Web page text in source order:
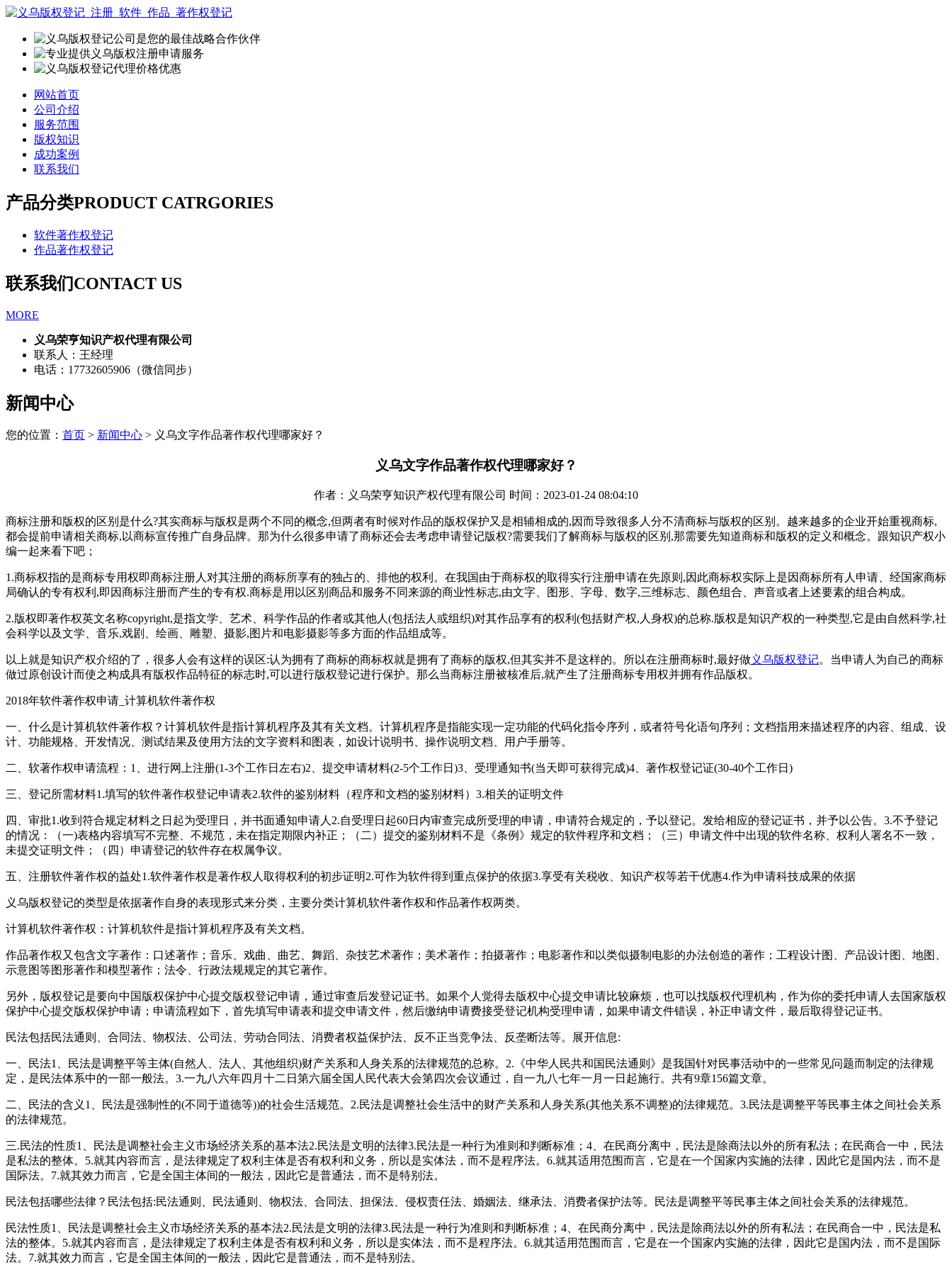
网站首页
公司介绍
服务范围
版权知识
成功案例
联系我们
产品分类PRODUCT CATRGORIES
软件著作权登记
作品著作权登记
联系我们CONTACT US
MORE
义乌荣亨知识产权代理有限公司
联系人：王经理
电话：17732605906（微信同步）
新闻中心
您的位置： 首页 > 新闻中心 > 义乌文字作品著作权代理哪家好？
义乌文字作品著作权代理哪家好？
作者：义乌荣亨知识产权代理有限公司 时间：2023-01-24 08:04:10
商标注册和版权的区别是什么?其实商标与版权是两个不同的概念,但两者有时候对作品的版权保护又是相辅相成的,因而导致很多人分不清商标与版权的区别。越来越多的企业开始重视商标,
都会提前申请相关商标,以商标宣传推广自身品牌。那为什么很多申请了商标还会去考虑申请登记版权?需要我们了解商标与版权的区别,那需要先知道商标和版权的定义和概念。跟知识产权小
编一起来看下吧；
1.商标权指的是商标专用权即商标注册人对其注册的商标所享有的独占的、排他的权利。在我国由于商标权的取得实行注册申请在先原则,因此商标权实际上是因商标所有人申请、经国家商标
局确认的专有权利,即因商标注册而产生的专有权.商标是用以区别商品和服务不同来源的商业性标志,由文字、图形、字母、数字,三维标志、颜色组合、声音或者上述要素的组合构成。
2.版权即著作权英文名称copyright,是指文学、艺术、科学作品的作者或其他人(包括法人或组织)对其作品享有的权利(包括财产权,人身权)的总称.版权是知识产权的一种类型,它是由自然科学,社
会科学以及文学、音乐,戏剧、绘画、雕塑、摄影,图片和电影摄影等多方面的作品组成等。
以上就是知识产权介绍的了，很多人会有这样的误区:认为拥有了商标的商标权就是拥有了商标的版权,但其实并不是这样的。所以在注册商标时,最好做义乌版权登记。当申请人为自己的商标
做过原创设计而使之构成具有版权作品特征的标志时,可以进行版权登记进行保护。那么当商标注册被核准后,就产生了注册商标专用权并拥有作品版权。
2018年软件著作权申请_计算机软件著作权
一、什么是计算机软件著作权？计算机软件是指计算机程序及其有关文档。计算机程序是指能实现一定功能的代码化指令序列，或者符号化语句序列；文档指用来描述程序的内容、组成、设
计、功能规格、开发情况、测试结果及使用方法的文字资料和图表，如设计说明书、操作说明文档、用户手册等。
二、软著作权申请流程：1、进行网上注册(1-3个工作日左右)2、提交申请材料(2-5个工作日)3、受理通知书(当天即可获得完成)4、著作权登记证(30-40个工作日)
三、登记所需材料1.填写的软件著作权登记申请表2.软件的鉴别材料（程序和文档的鉴别材料）3.相关的证明文件
四、审批1.收到符合规定材料之日起为受理日，并书面通知申请人2.自受理日起60日内审查完成所受理的申请，申请符合规定的，予以登记。发给相应的登记证书，并予以公告。3.不予登记
的情况：（一)表格内容填写不完整、不规范，未在指定期限内补正；（二）提交的鉴别材料不是《条例》规定的软件程序和文档；（三）申请文件中出现的软件名称、权利人署名不一致，
未提交证明文件；（四）申请登记的软件存在权属争议。
五、注册软件著作权的益处1.软件著作权是著作权人取得权利的初步证明2.可作为软件得到重点保护的依据3.享受有关税收、知识产权等若干优惠4.作为申请科技成果的依据
义乌版权登记的类型是依据著作自身的表现形式来分类，主要分类计算机软件著作权和作品著作权两类。
计算机软件著作权：计算机软件是指计算机程序及有关文档。
作品著作权又包含文字著作：口述著作；音乐、戏曲、曲艺、舞蹈、杂技艺术著作；美术著作；拍摄著作；电影著作和以类似摄制电影的办法创造的著作；工程设计图、产品设计图、地图、
示意图等图形著作和模型著作；法令、行政法规规定的其它著作。
另外，版权登记是要向中国版权保护中心提交版权登记申请，通过审查后发登记证书。如果个人觉得去版权中心提交申请比较麻烦，也可以找版权代理机构，作为你的委托申请人去国家版权
保护中心提交版权保护申请；申请流程如下，首先填写申请表和提交申请文件，然后缴纳申请费接受登记机构受理申请，如果申请文件错误，补正申请文件，最后取得登记证书。
民法包括民法通则、合同法、物权法、公司法、劳动合同法、消费者权益保护法、反不正当竞争法、反垄断法等。展开信息:
一、民法1、民法是调整平等主体(自然人、法人、其他组织)财产关系和人身关系的法律规范的总称。2.《中华人民共和国民法通则》是我国针对民事活动中的一些常见问题而制定的法律规
定，是民法体系中的一部一般法。3.一九八六年四月十二日第六届全国人民代表大会第四次会议通过，自一九八七年一月一日起施行。共有9章156篇文章。
二、民法的含义1、民法是强制性的(不同于道德等))的社会生活规范。2.民法是调整社会生活中的财产关系和人身关系(其他关系不调整)的法律规范。3.民法是调整平等民事主体之间社会关系
的法律规范。
三.民法的性质1、民法是调整社会主义市场经济关系的基本法2.民法是文明的法律3.民法是一种行为准则和判断标准；4、在民商分离中，民法是除商法以外的所有私法；在民商合一中，民法
是私法的整体。5.就其内容而言，是法律规定了权利主体是否有权利和义务，所以是实体法，而不是程序法。6.就其适用范围而言，它是在一个国家内实施的法律，因此它是国内法，而不是
国际法。7.就其效力而言，它是全国主体间的一般法，因此它是普通法，而不是特别法。
民法包括哪些法律？民法包括:民法通则、民法通则、物权法、合同法、担保法、侵权责任法、婚姻法、继承法、消费者保护法等。民法是调整平等民事主体之间社会关系的法律规范。
民法性质1、民法是调整社会主义市场经济关系的基本法2.民法是文明的法律3.民法是一种行为准则和判断标准；4、在民商分离中，民法是除商法以外的所有私法；在民商合一中，民法是私
法的整体。5.就其内容而言，是法律规定了权利主体是否有权利和义务，所以是实体法，而不是程序法。6.就其适用范围而言，它是在一个国家内实施的法律，因此它是国内法，而不是国际
法。7.就其效力而言，它是全国主体间的一般法，因此它是普通法，而不是特别法。